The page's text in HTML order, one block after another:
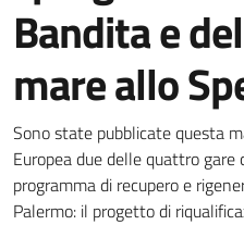
Bandita e
mare allo
Dettagli della
Sono state pubblicate questa
Europea due delle quattro
programma di recupero e
Palermo: il progetto di